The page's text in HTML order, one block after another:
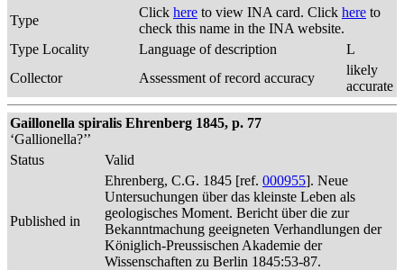
Type
Click here to view INA card. Click here to
check this name in the INA website.
Type Locality
Language of description
L
Collector
Assessment of record accuracy
likely
accurate
Gaillonella spiralis Ehrenberg 1845, p. 77
‘Gallionella?’’
Status
Valid
Published in
Ehrenberg, C.G. 1845 [ref. 000955]. Neue
Untersuchungen über das kleinste Leben als
geologisches Moment. Bericht über die zur
Bekanntmachung geeigneten Verhandlungen der
Königlich-Preussischen Akademie der
Wissenschaften zu Berlin 1845:53-87.